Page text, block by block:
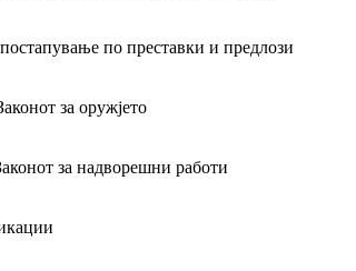
по преставки и предлози
за оружјето
за надворешни работи